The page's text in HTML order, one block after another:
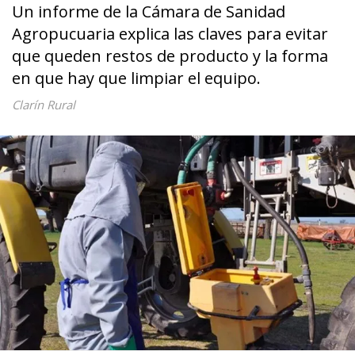
Un informe de la Cámara de Sanidad
Agropucuaria explica las claves para evitar
que queden restos de producto y la forma
en que hay que limpiar el equipo.
Clarín Rural